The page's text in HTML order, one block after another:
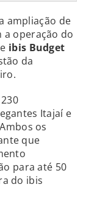
ampliação de
a operação do
ibis Budget
da
Itajaí e
os
que
para até 50
do ibis